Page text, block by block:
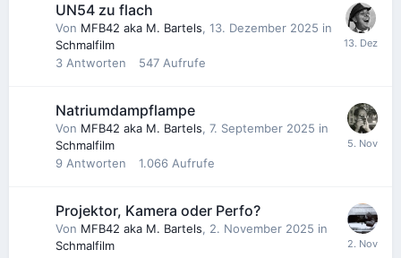
UN54 zu flach
Von MFB42 aka M. Bartels, 13. Dezember 2025 in
Schmalfilm
3 Antworten 547 Aufrufe
Natriumdampflampe
Von MFB42 aka M. Bartels, 7. September 2025 in
Schmalfilm
9 Antworten 1.066 Aufrufe
Projektor, Kamera oder Perfo?
Von MFB42 aka M. Bartels, 2. November 2025 in
Schmalfilm